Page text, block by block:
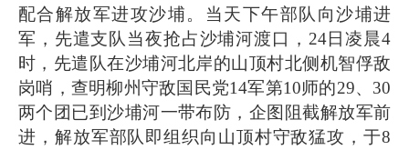
配合解放军进攻沙埔。当天下午部队向沙埔进
军，先遣支队当夜抢占沙埔河渡口，24日凌晨4
时，先遣队在沙埔河北岸的山顶村北侧机智俘敌
岗哨，查明柳州守敌国民党14军第10师的29、30
两个团已到沙埔河一带布防，企图阻截解放军前
进，解放军部队即组织向山顶村守敌猛攻，于8